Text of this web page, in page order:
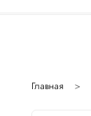
Главная